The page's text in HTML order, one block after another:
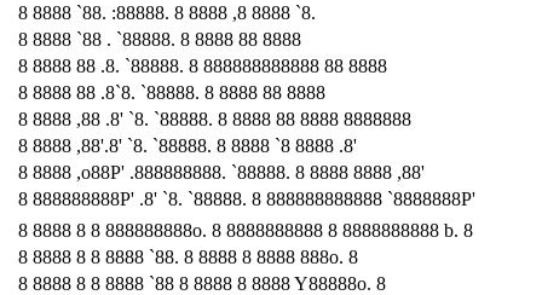
8 8888 `88. :88888. 8 8888 ,8 8888 `8.
8 8888 `88 . `88888. 8 8888 88 8888
8 8888 88 .8. `88888. 8 888888888888 88 8888
8 8888 88 .8`8. `88888. 8 8888 88 8888
8 8888 ,88 .8' `8. `88888. 8 8888 88 8888 8888888
8 8888 ,88'.8' `8. `88888. 8 8888 `8 8888 .8'
8 8888 ,o88P' .888888888. `88888. 8 8888 8888 ,88'
8 888888888P' .8' `8. `88888. 8 888888888888 `8888888P'
8 8888 8 8 888888888o. 8 8888888888 8 8888888888 b. 8
8 8888 8 8 8888 `88. 8 8888 8 8888 888o. 8
8 8888 8 8 8888 `88 8 8888 8 8888 Y88888o. 8